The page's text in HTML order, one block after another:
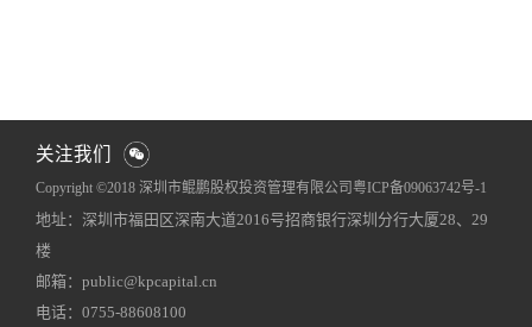
关注我们
Copyright ©2018 深圳市鲲鹏股权投资管理有限公司 粤ICP备09063742号-1
网站地图犀牛云提供企业云服务
地址：深圳市福田区深南大道2016号招商银行深圳分行大厦28、29
楼
邮箱：public@kpcapital.cn
电话：0755-88608100